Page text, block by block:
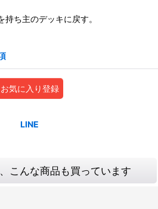
ち主のデッキに戻す。
お気に入り登録
こんな商品も買っています